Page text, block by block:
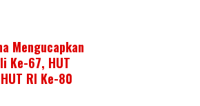
Mengucapkan
Ke-67, HUT
RI Ke-80